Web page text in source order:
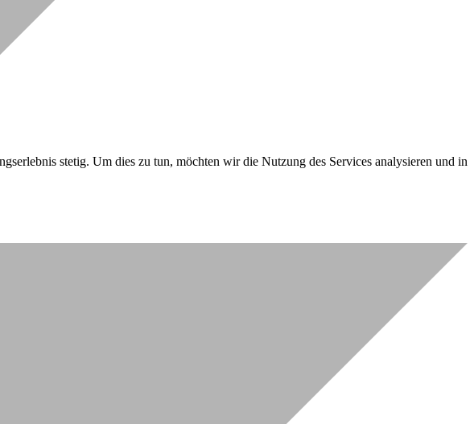
stetig. Um dies zu tun, möchten wir die Nutzung des Services analysieren und in